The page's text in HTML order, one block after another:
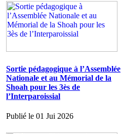
Sortie pédagogique à l’Assemblée
Nationale et au Mémorial de la
Shoah pour les 3ès de
l’Interparoissial
Publié le 01 Jui 2026